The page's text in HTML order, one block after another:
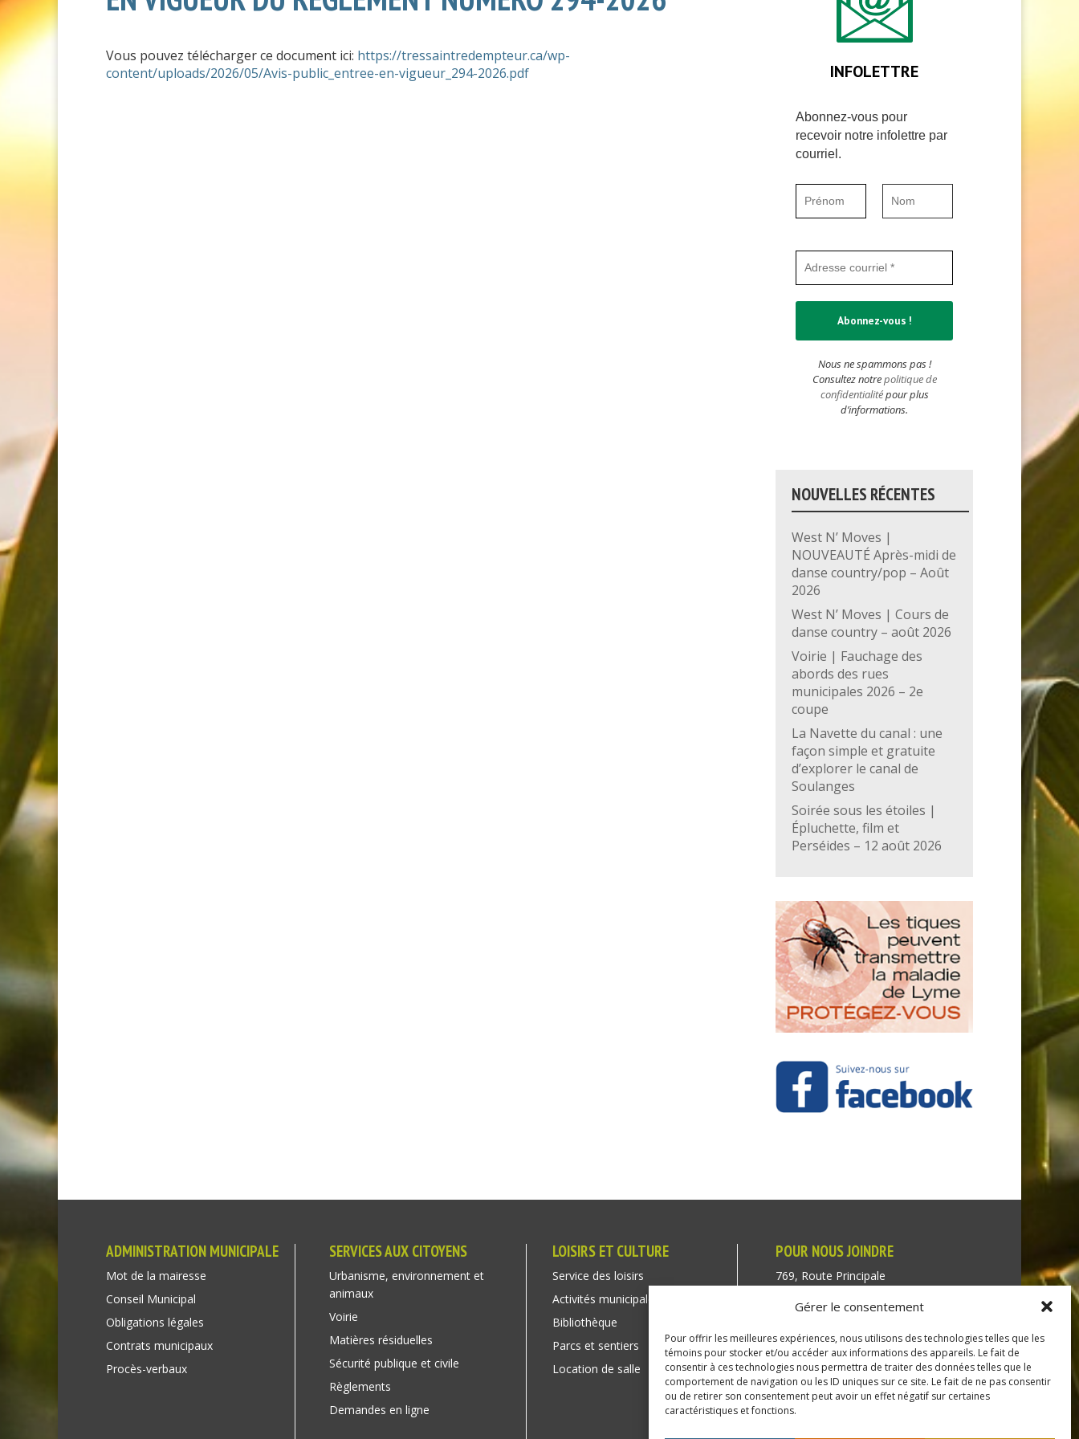
Gérer le consentement
Pour offrir les meilleures expériences, nous utilisons des technologies telles que les
témoins pour stocker et/ou accéder aux informations des appareils. Le fait de
consentir à ces technologies nous permettra de traiter des données telles que le
comportement de navigation ou les ID uniques sur ce site. Le fait de ne pas consentir
ou de retirer son consentement peut avoir un effet négatif sur certaines
caractéristiques et fonctions.
Vous pouvez télécharger ce document ici: https://tressaintredempteur.ca/wp-
content/uploads/2026/05/Avis-public_entree-en-vigueur_294-2026.pdf
INFOLETTRE
Abonnez-vous pour
recevoir notre infolettre par
courriel.
Nous ne spammons pas !
Consultez notrepolitique de
confidentialitépour plus
d’informations.
NOUVELLES RÉCENTES
West N’ Moves |
NOUVEAUTÉ Après-midi de
danse country/pop – Août
2026
West N’ Moves | Cours de
danse country – août 2026
Voirie | Fauchage des
abords des rues
municipales 2026 – 2e
coupe
La Navette du canal : une
façon simple et gratuite
d’explorer le canal de
Soulanges
Soirée sous les étoiles |
Épluchette, film et
Perséides – 12 août 2026
ADMINISTRATION MUNICIPALE
Mot de la mairesse
Conseil Municipal
Obligations légales
Contrats municipaux
Procès-verbaux
SERVICES AUX CITOYENS
Urbanisme, environnement et
animaux
Voirie
Matières résiduelles
Sécurité publique et civile
Règlements
Demandes en ligne
LOISIRS ET CULTURE
Service des loisirs
Activités municipales
Bibliothèque
Parcs et sentiers
Location de salle
POUR NOUS JOINDRE
769, Route Principale
Québec J0P 1P1
Téléphone : (450) 451-5203
Direction générale :
dir@tressaintredempteur.ca
Administration générale :
recep@tressaintredempteur.ca